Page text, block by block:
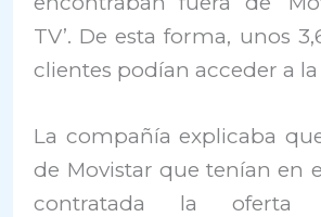
TV’. De esta forma, unos
clientes podían acceder a
La compañía explicaba
de Movistar que tenían en
contratada la oferta